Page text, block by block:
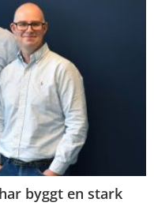
byggt en stark